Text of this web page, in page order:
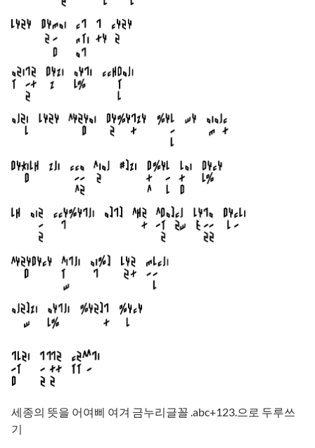
세종의 뜻을 어여삐 여겨 금누리글꼴 .abc+123.으로 두루쓰
기